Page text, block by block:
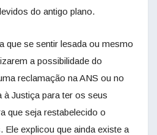
do antigo plano.
que se sentir lesada ou mesmo
a possibilidade do
reclamação na ANS ou no
Justiça para ter os seus
que seja restabelecido o
Ele explicou que ainda existe a